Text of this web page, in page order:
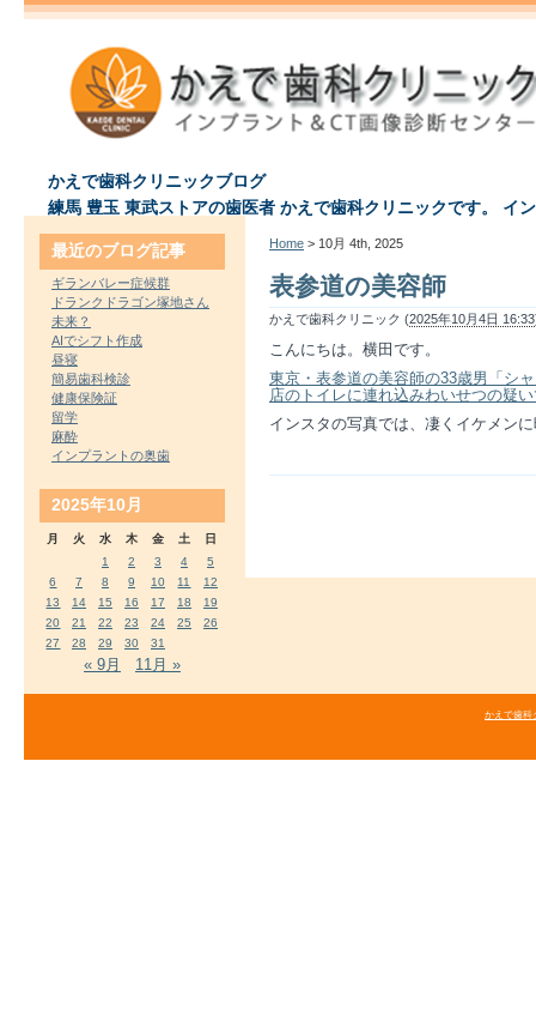
かえで歯科クリニックブログ
練馬 豊玉 東武ストアの歯医者 かえで歯科クリニックです。 イ
Home > 10月 4th, 2025
表参道の美容師
かえで歯科クリニック (2025年10月4日 16:33
こんにちは。横田です。
東京・表参道の美容師の33歳男「シ
店のトイレに連れ込みわいせつの疑
インスタの写真では、凄くイケメン
最近のブログ記事
ギランバレー症候群
ドランクドラゴン塚地さん
未来？
AIでシフト作成
昼寝
簡易歯科検診
健康保険証
留学
麻酔
インプラントの奥歯
2025年10月
月 火 水 木 金 土
日
1
2 3 4
5
6
7 8 9 10 11
12
13
14 15 16 17 18
19
20
21 22 23 24 25
26
27
28 29 30 31
« 9月 11月 »
かえで歯科